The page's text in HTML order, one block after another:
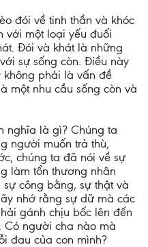
đói về tinh thần và khóc
với một loại yếu đuối
Đói và khát là những
sự sống còn. Điều này
phải là vấn đề
một nhu cầu sống còn và
nghĩa là gì? Chúng ta
người muốn trả thù,
chúng ta đã nói về sự
làm tổn thương nhân
công bằng, sự thật và
nhớ rằng sự dữ mà các
gánh chịu bốc lên đến
Có người cha nào mà
đau của con mình?